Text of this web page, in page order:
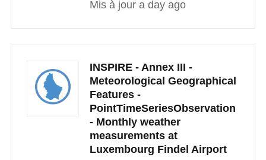
Mis à jour a day ago
INSPIRE - Annex III -
Meteorological Geographical
Features -
PointTimeSeriesObservation
- Monthly weather
measurements at
Luxembourg Findel Airport